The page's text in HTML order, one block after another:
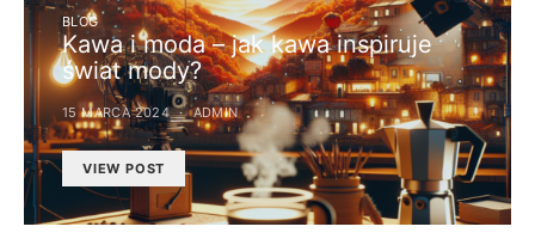
BLOG
Kawa i moda – jak kawa inspiruje
świat mody?
15 MARCA 2024 ADMIN
VIEW POST